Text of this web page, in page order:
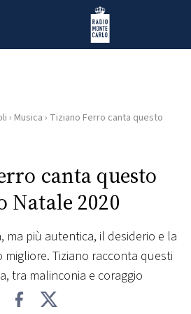
Radio Monte Carlo
› Musica › Tiziano Ferro canta questo
canta questo
Natale 2020
ma più autentica, il desiderio e la
Tiziano racconta questi
tra malinconia e coraggio